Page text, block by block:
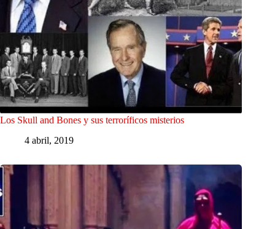
Los Skull and Bones y sus terroríficos misterios
4 abril, 2019